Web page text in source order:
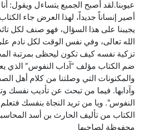
عيوبنا.لقد أصبح الجميع يتساءل ويقول:
أصير إنساناً جديداً، لهذا العرض جاء
يجيبنا على هذا السؤال، فهو صنف لكل
الله تعالى، وفي نفس الوقت لكل نادم
تزكية نفسه كيف تكون ليحظى بمرتبة
ضم الكتاب مؤلف “آداب النفوس” الذي
والمكنونات التي وصلتنا من كلام أهل
وآدابها. فيما من تبحث عن تأديب نفسك
النفوس”. ويا من تريد النجاة بنفسك
الكتاب من تأليف الحارث بن أسد
محفوظة لصاحبها